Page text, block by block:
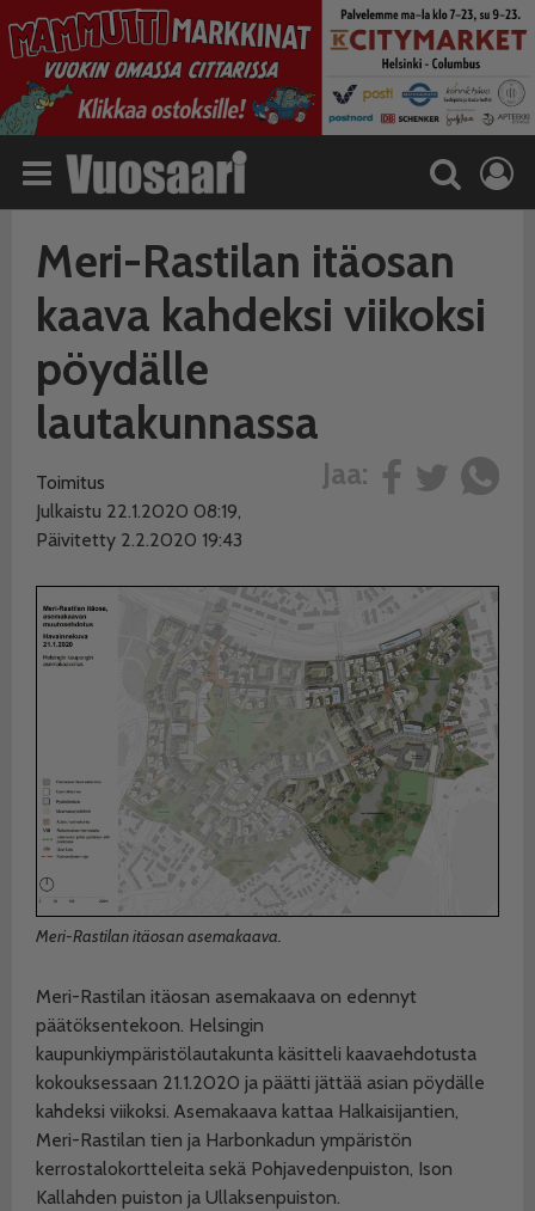
Meri-Rastilan itäosan
kaava kahdeksi viikoksi
pöydälle
lautakunnassa
Jaa:
Toimitus
Julkaistu 22.1.2020 08:19,
Päivitetty 2.2.2020 19:43
Meri-Rastilan itäosan asemakaava.
Meri-Rastilan itäosan asemakaava on edennyt
päätöksentekoon. Helsingin
kaupunkiympäristölautakunta käsitteli kaavaehdotusta
kokouksessaan 21.1.2020 ja päätti jättää asian pöydälle
kahdeksi viikoksi. Asemakaava kattaa Halkaisijantien,
Meri-Rastilan tien ja Harbonkadun ympäristön
kerrostalokortteleita sekä Pohjavedenpuiston, Ison
Kallahden puiston ja Ullaksenpuiston.